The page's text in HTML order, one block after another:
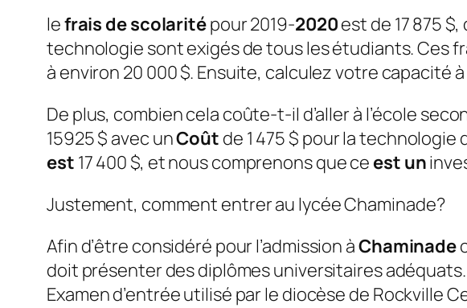
lefrais de scolaritépour 2019-2020est de 17 875
technologie sont exigés de tous les étudiants. Ces
à environ 20 000 $. Ensuite, calculez votre capacité
De plus, combien cela coûte-t-il d’aller à l’école
15925 $ avec unCoût de 1 475 $ pour la
est 17 400 $, et nous comprenons que ce est un
Justement, comment entrer au lycée Chaminade?
Afin d’être considéré pour l’admission àChaminade
doit présenter des diplômes universitaires
Examen d’entrée utilisé par le diocèse de Rockville